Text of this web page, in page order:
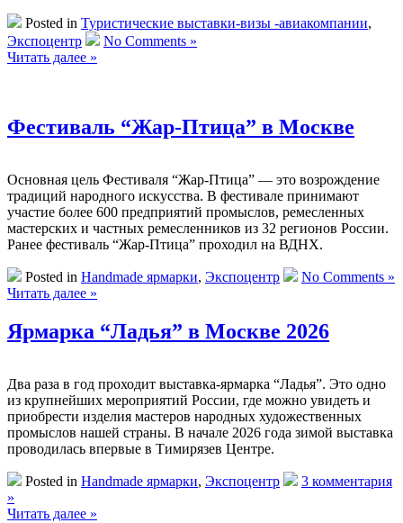
Posted in Туристические выставки-визы -авиакомпании,
Экспоцентр
No Comments »
Читать далее »
Фестиваль “Жар-Птица” в Москве
Основная цель Фестиваля “Жар-Птица” — это возрождение
традиций народного искусства. В фестивале принимают
участие более 600 предприятий промыслов, ремесленных
мастерских и частных ремесленников из 32 регионов России.
Ранее фестиваль “Жар-Птица” проходил на ВДНХ.
Posted in Handmade ярмарки, Экспоцентр
No Comments »
Читать далее »
Ярмарка “Ладья” в Москве 2026
Два раза в год проходит выставка-ярмарка “Ладья”. Это одно
из крупнейших мероприятий России, где можно увидеть и
приобрести изделия мастеров народных художественных
промыслов нашей страны. В начале 2026 года зимой выставка
проводилась впервые в Тимирязев Центре.
Posted in Handmade ярмарки, Экспоцентр
3 комментария
»
Читать далее »